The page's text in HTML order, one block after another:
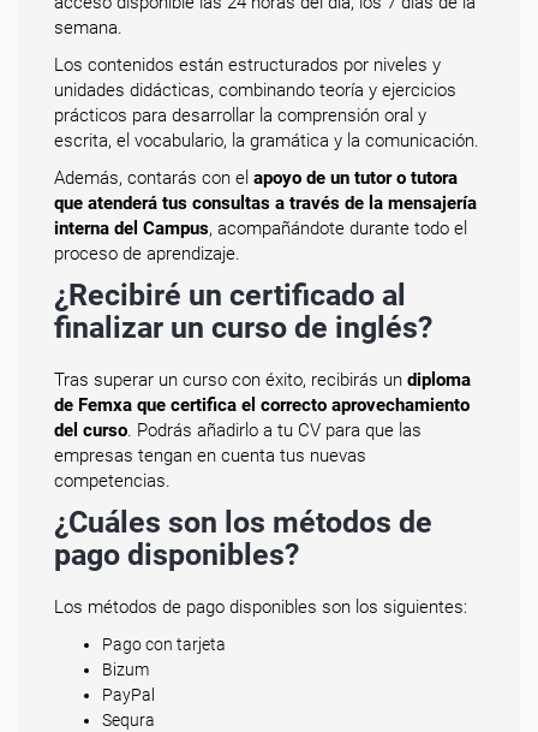
semana.
Los contenidos están estructurados por niveles y
unidades didácticas, combinando teoría y ejercicios
prácticos para desarrollar la comprensión oral y
escrita, el vocabulario, la gramática y la comunicación.
Además, contarás con el apoyo de un tutor o tutora
que atenderá tus consultas a través de la mensajería
interna del Campus, acompañándote durante todo el
proceso de aprendizaje.
¿Recibiré un certificado al
finalizar un curso de inglés?
Tras superar un curso con éxito, recibirás un diploma
de Femxa que certifica el correcto aprovechamiento
del curso. Podrás añadirlo a tu CV para que las
empresas tengan en cuenta tus nuevas
competencias.
¿Cuáles son los métodos de
pago disponibles?
Los métodos de pago disponibles son los siguientes:
Pago con tarjeta
Bizum
PayPal
Sequra